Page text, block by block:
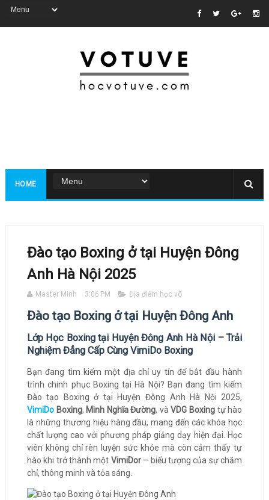
HOME
Đào tạo Boxing ở tại Huyện Đông
Anh Hà Nội 2025
Master Minh 3:06 PM Địa điểm học võ
Đào tạo Boxing ở tại Huyện Đông Anh
Lớp Học Boxing tại Huyện Đông Anh Hà Nội – Trải
Nghiệm Đẳng Cấp Cùng VimiDo Boxing
Bạn đang tìm kiếm một địa chỉ uy tín để bắt đầu hành
trình chinh phục Boxing tại Hà Nội? Bạn đang tìm kiếm
Đào tạo Boxing ở tại Huyện Đông Anh Hà Nội 2025,
VimiDoBoxing, Minh Nghĩa Đường, vàVDG Boxingtự hào
là những thương hiệu hàng đầu, mang đến các khóa học
chất lượng cao với phương pháp giảng dạy hiện đại. Học
viên không chỉ rèn luyện sức khỏe mà còn cảm thấy tự
hào khi trở thành một VimiDor– biểu tượng của sự chăm
chỉ, thông minh và tỏa sáng.